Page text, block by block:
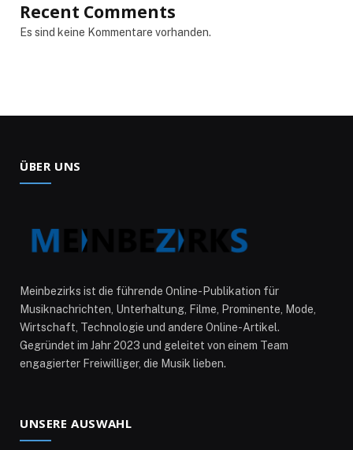
Recent Comments
Es sind keine Kommentare vorhanden.
ÜBER UNS
Meinbezirks ist die führende Online-Publikation für
Musiknachrichten, Unterhaltung, Filme, Prominente, Mode,
Wirtschaft, Technologie und andere Online-Artikel.
Gegründet im Jahr 2023 und geleitet von einem Team
engagierter Freiwilliger, die Musik lieben.
UNSERE AUSWAHL